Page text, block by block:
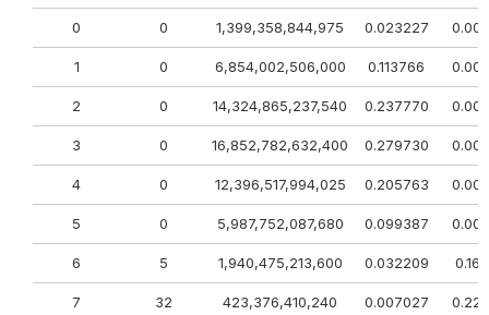
0 0 1,399,358,844,975 0.023227
1 0 6,854,002,506,000 0.113766
2 0 14,324,865,237,540 0.237770
3 0 16,852,782,632,400 0.279730
4 0 12,396,517,994,025 0.205763
5 0 5,987,752,087,680 0.099387
6 5 1,940,475,213,600 0.032209
7 32 423,376,410,240 0.007027